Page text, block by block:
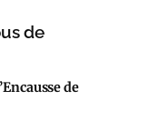
de
de